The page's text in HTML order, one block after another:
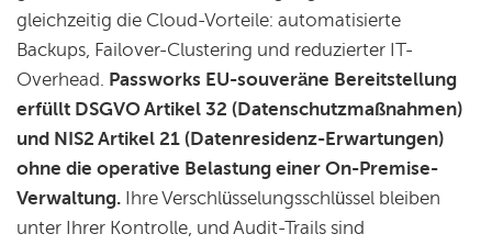
gleichzeitig die Cloud-Vorteile: automatisierte
Backups, Failover-Clustering und reduzierter IT-
Overhead. Passworks EU-souveräne Bereitstellung
erfüllt DSGVO Artikel 32 (Datenschutzmaßnahmen)
und NIS2 Artikel 21 (Datenresidenz-Erwartungen)
ohne die operative Belastung einer On-Premise-
Verwaltung. Ihre Verschlüsselungsschlüssel bleiben
unter Ihrer Kontrolle, und Audit-Trails sind